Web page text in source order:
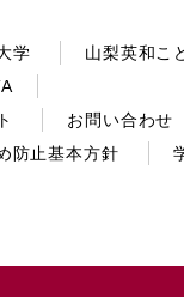
学
山梨英和こ
お問い合わせ
防止基本方針